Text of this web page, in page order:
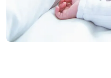
weten? LeesBekijk
dit overzichtvoor
alle
cookieinstellingen en